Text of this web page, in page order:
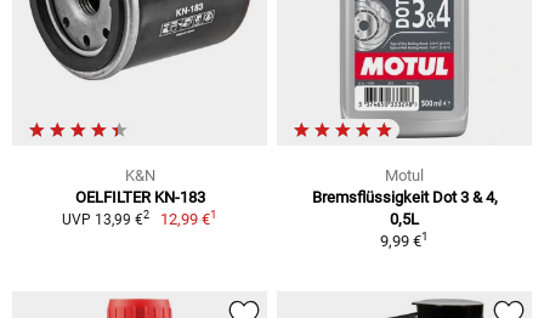
K&N
OELFILTER KN-183
UVP 13,99 €2 12,99 €1
Motul
Bremsflüssigkeit Dot 3 & 4,
0,5L
9,99 €1